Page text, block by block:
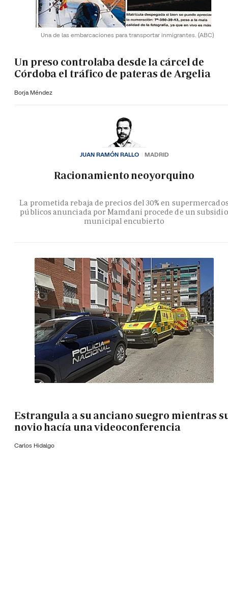
Una de las embarcaciones para transportar inmigrantes. (ABC)
Un preso controlaba desde la cárcel de
Córdoba el tráfico de pateras de Argelia
Borja Méndez
Racionamiento neoyorquino
La prometida rebaja de precios del 30% en
públicos anunciada por Mamdani procede de un subsidio
municipal encubierto
JUAN RAMÓN RALLO MADRID
Estrangula a su anciano suegro mientras
novio hacía una videoconferencia
Carlos Hidalgo